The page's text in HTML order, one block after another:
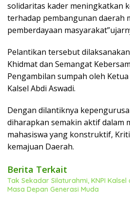
solidaritas kader meningkatkan
terhadap pembangunan daerah
pemberdayaan
Pelantikan tersebut
Khidmat dan Semangat
Pengambilan sumpah oleh
Kalsel Abdi Aswadi.
Dengan dilantiknya
diharapkan semakin aktif dalam
mahasiswa yang konstruktif,
kemajuan Daerah.
Berita Terkait
Tak Sekadar Silaturahmi, KNPI Kalsel
Masa Depan Generasi Muda